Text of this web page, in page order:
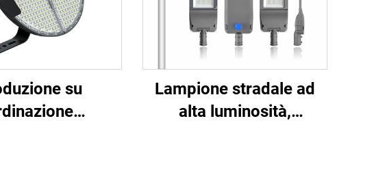
su
Lampione stradale ad
alta luminosità,